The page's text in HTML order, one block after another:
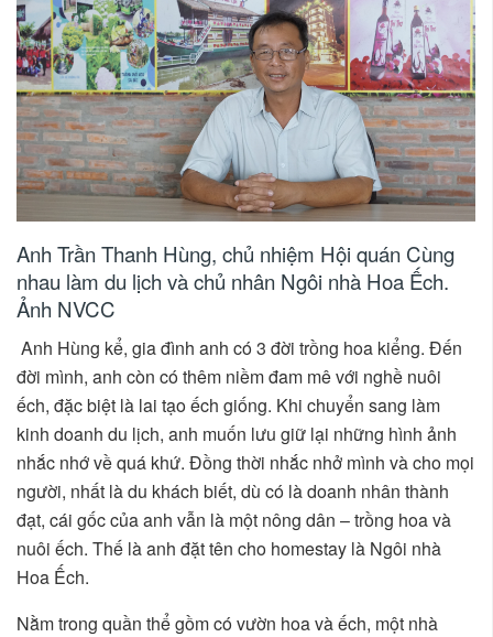
Anh Trần Thanh Hùng, chủ nhiệm Hội quán Cùng
nhau làm du lịch và chủ nhân Ngôi nhà Hoa Ếch.
Ảnh NVCC
Anh Hùng kể, gia đình anh có 3 đời trồng hoa kiểng. Đến
đời mình, anh còn có thêm niềm đam mê với nghề nuôi
ếch, đặc biệt là lai tạo ếch giống. Khi chuyển sang làm
kinh doanh du lịch, anh muốn lưu giữ lại những hình ảnh
nhắc nhớ về quá khứ. Đồng thời nhắc nhở mình và cho mọi
người, nhất là du khách biết, dù có là doanh nhân thành
đạt, cái gốc của anh vẫn là một nông dân – trồng hoa và
nuôi ếch. Thế là anh đặt tên cho homestay là Ngôi nhà
Hoa Ếch.
Nằm trong quần thể gồm có vườn hoa và ếch, một nhà